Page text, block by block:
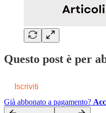
Questo post è per
Iscriviti
Già abbonato a pagamento?